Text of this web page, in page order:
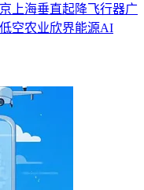
上海垂直起降飞行器广
低空农业欣界能源AI